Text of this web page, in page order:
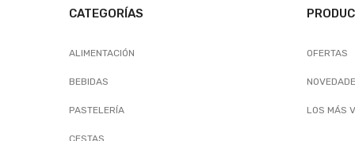
CATEGORÍAS
ALIMENTACIÓN
BEBIDAS
PASTELERÍA
CESTAS
OFERTAS
LOS MÁS